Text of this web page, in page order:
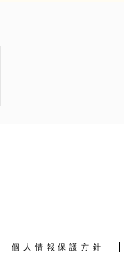
個人情報保護方針